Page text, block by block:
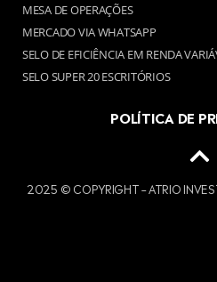
MESA DE OPERAÇÕES
MERCADO VIA WHATSAPP
SELO DE EFICIÊNCIA EM RENDA
SELO SUPER 20 ESCRITÓRIOS
2025 © COPYRIGHT – ATRIO
POLÍTICA DE